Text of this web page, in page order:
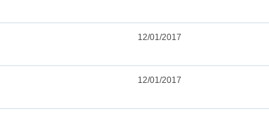
12/01/2017
12/01/2017